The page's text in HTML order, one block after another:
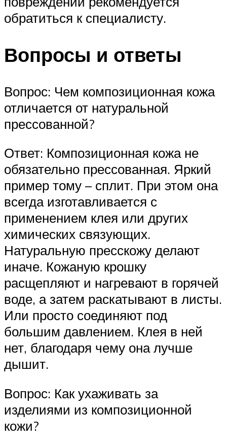
обратиться к специалисту.
Вопросы и ответы
Вопрос: Чем композиционная кожа
отличается от натуральной
прессованной?
Ответ: Композиционная кожа не
обязательно прессованная. Яркий
пример тому – сплит. При этом она
всегда изготавливается с
применением клея или других
химических связующих.
Натуральную пресскожу делают
иначе. Кожаную крошку
расщепляют и нагревают в горячей
воде, а затем раскатывают в листы.
Или просто соединяют под
большим давлением. Клея в ней
нет, благодаря чему она лучше
дышит.
Вопрос: Как ухаживать за
изделиями из композиционной
кожи?